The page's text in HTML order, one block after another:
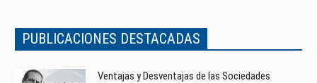
PUBLICACIONES DESTACADAS
Ventajas y Desventajas de las Sociedades